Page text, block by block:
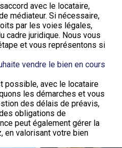
avec le locataire,
médiateur. Si nécessaire,
par les voies légales,
cadre juridique. Nous vous
et vous représentons si
vendre le bien en cours
possible, avec le locataire
les démarches et vous
des délais de préavis,
obligations de
peut également gérer la
en valorisant votre bien